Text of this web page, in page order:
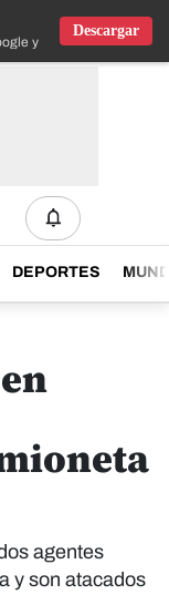
y IOS
Descargar
DEPORTES
agentes
y son atacados